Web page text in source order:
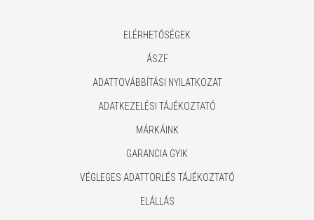
ELÉRHETŐSÉGEK
ÁSZF
ADATTOVÁBBÍTÁSI NYILATKOZAT
ADATKEZELÉSI TÁJÉKOZTATÓ
MÁRKÁINK
GARANCIA GYIK
VÉGLEGES ADATTÖRLÉS TÁJÉKOZTATÓ
ELÁLLÁS